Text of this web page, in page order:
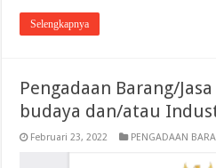
Selengkapnya
Pengadaan Barang/
budaya dan/atau
Februari 23, 2022 PENGADAAN